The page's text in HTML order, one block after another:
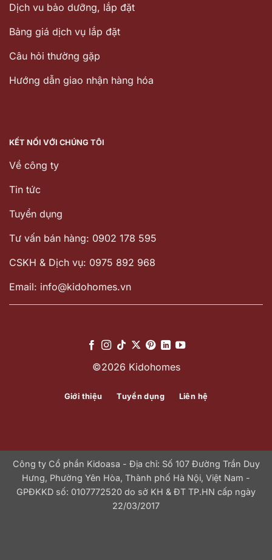
Dịch vu bảo dưỡng, lắp đặt
Bảng giá dịch vụ lắp đặt
Câu hỏi thường gặp
Hướng dẫn giao nhận hàng hóa
KẾT NỐI VỚI CHÚNG TÔI
Về công ty
Tin tức
Tuyển dụng
Tư vấn bán hàng: 0902 178 595
CSKH & Dịch vụ: 0975 892 968
Email: info@kidohomes.vn
©2026 Kidohomes
Giới thiệu Tuyển dụng Liên hệ
Công ty Cổ phần Kidoasa - Địa chỉ: Số 107 Đường Trần Duy
Hưng, Phường Yên Hòa, Thành phố Hà Nội, Việt Nam -
GPĐKKD số: 0107772520 do sở KH & ĐT TP.HN cấp ngày
22/03/2017